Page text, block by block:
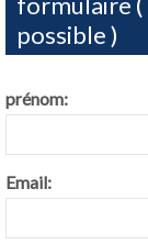
possible )
prénom:
Email: